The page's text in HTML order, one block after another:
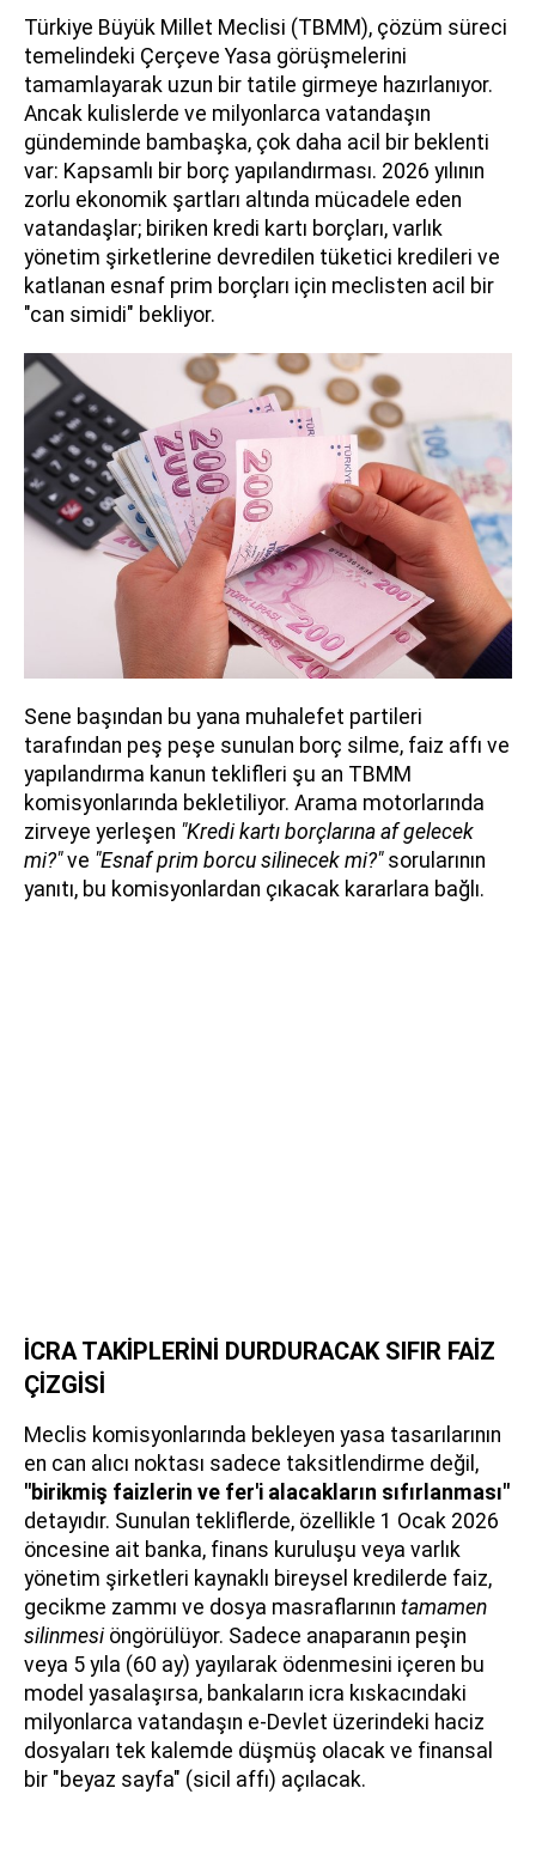
Türkiye Büyük Millet Meclisi (TBMM), çözüm süreci
temelindeki Çerçeve Yasa görüşmelerini
tamamlayarak uzun bir tatile girmeye hazırlanıyor.
Ancak kulislerde ve milyonlarca vatandaşın
gündeminde bambaşka, çok daha acil bir beklenti
var: Kapsamlı bir borç yapılandırması. 2026 yılının
zorlu ekonomik şartları altında mücadele eden
vatandaşlar; biriken kredi kartı borçları, varlık
yönetim şirketlerine devredilen tüketici kredileri ve
katlanan esnaf prim borçları için meclisten acil bir
"can simidi" bekliyor.
Sene başından bu yana muhalefet partileri
tarafından peş peşe sunulan borç silme, faiz affı ve
yapılandırma kanun teklifleri şu an TBMM
komisyonlarında bekletiliyor. Arama motorlarında
zirveye yerleşen "Kredi kartı borçlarına af gelecek
mi?"ve "Esnaf prim borcu silinecek mi?"sorularının
yanıtı, bu komisyonlardan çıkacak kararlara bağlı.
İCRA TAKİPLERİNİ DURDURACAK SIFIR FAİZ
ÇİZGİSİ
Meclis komisyonlarında bekleyen yasa tasarılarının
en can alıcı noktası sadece taksitlendirme değil,
"birikmiş faizlerin ve fer'i alacakların sıfırlanması"
detayıdır. Sunulan tekliflerde, özellikle 1 Ocak 2026
öncesine ait banka, finans kuruluşu veya varlık
yönetim şirketleri kaynaklı bireysel kredilerde faiz,
gecikme zammı ve dosya masraflarının tamamen
silinmesi öngörülüyor. Sadece anaparanın peşin
veya 5 yıla (60 ay) yayılarak ödenmesini içeren bu
model yasalaşırsa, bankaların icra kıskacındaki
milyonlarca vatandaşın e-Devlet üzerindeki haciz
dosyaları tek kalemde düşmüş olacak ve finansal
bir "beyaz sayfa" (sicil affı) açılacak.